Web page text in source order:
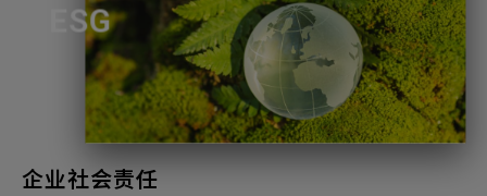
ESG
企业社会责任